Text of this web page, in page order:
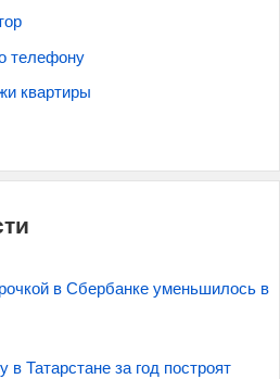
телефону
квартиры
в Сбербанке уменьшилось в
в Татарстане за год построят